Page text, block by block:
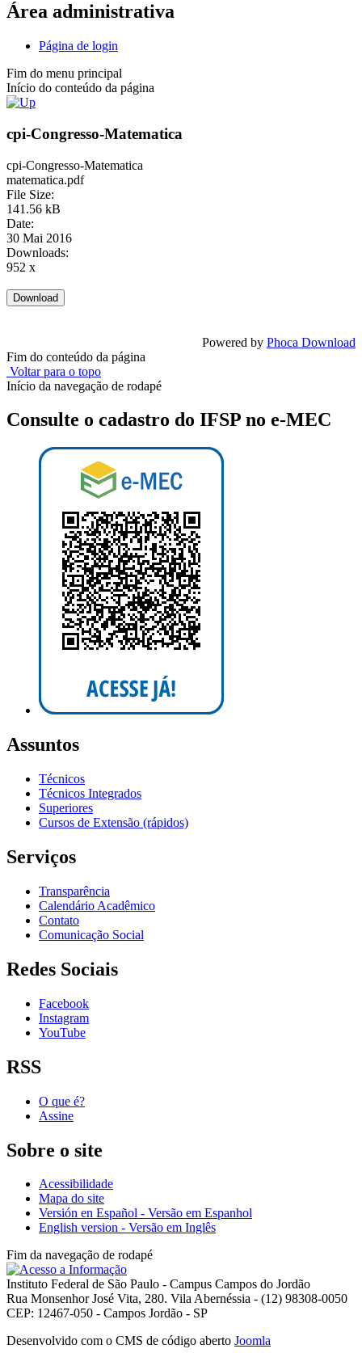
Área administrativa
Página de login
Fim do menu principal
Início do conteúdo da página
cpi-Congresso-Matematica
cpi-Congresso-Matematica
matematica.pdf
File Size:
141.56 kB
Date:
30 Mai 2016
Downloads:
952 x
Powered by Phoca Download
Fim do conteúdo da página
Voltar para o topo
Início da navegação de rodapé
Consulte o cadastro do IFSP no e-MEC
Assuntos
Técnicos
Técnicos Integrados
Superiores
Cursos de Extensão (rápidos)
Serviços
Transparência
Calendário Acadêmico
Contato
Comunicação Social
Redes Sociais
Facebook
Instagram
YouTube
RSS
O que é?
Assine
Sobre o site
Acessibilidade
Mapa do site
Versión en Español - Versão em Espanhol
English version - Versão em Inglês
Fim da navegação de rodapé
Instituto Federal de São Paulo - Campus Campos do Jordão
Rua Monsenhor José Vita, 280. Vila Abernéssia - (12) 98308-0050
CEP: 12467-050 - Campos Jordão - SP
Desenvolvido com o CMS de código aberto Joomla